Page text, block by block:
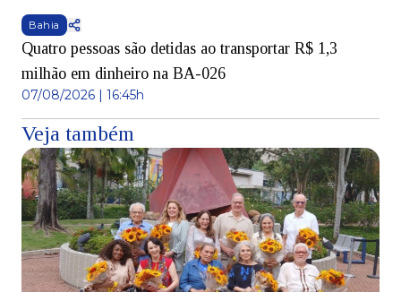
Bahia
Quatro pessoas são detidas ao transportar R$ 1,3
milhão em dinheiro na BA-026
07/08/2026 | 16:45h
Veja também